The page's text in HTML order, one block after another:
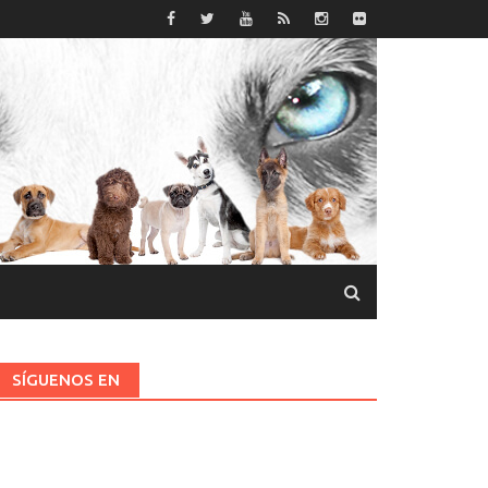
SÍGUENOS EN